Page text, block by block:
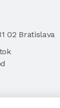
02 Bratislava